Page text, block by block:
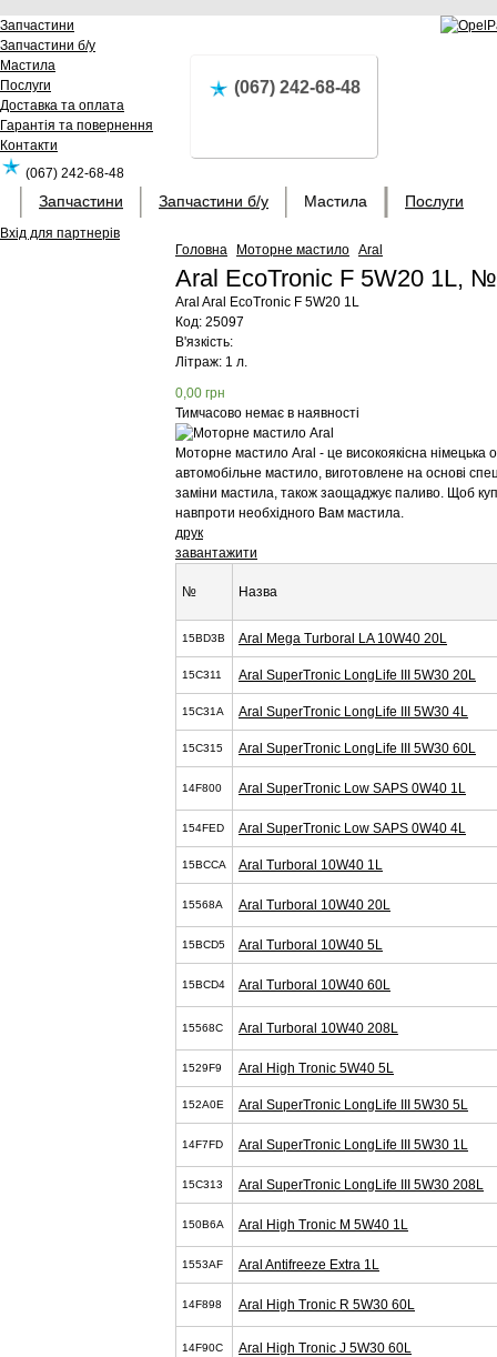
Запчастини
Запчастини б/у
Мастила
Послуги
Доставка та оплата
Гарантія та повернення
Контакти
(067) 242-68-48
Вхід для партнерів
(067) 242-68-48
Запчастини Запчастини б/у Мастила Послуги
Головна Моторне мастило Aral
Aral EcoTronic F 5W20 1L,
Aral Aral EcoTronic F 5W20 1L
Код: 25097
В'язкість:
Літраж: 1 л.
0,00 грн
Тимчасово немає в наявності
Моторне мастило Aral - це високоякісна німецька
автомобільне мастило, виготовлене на основі
заміни мастила, також заощаджує паливо. Щоб
навпроти необхідного Вам мастила.
друк
завантажити
№ Назва
15BD3B Aral Mega Turboral LA 10W40 20L
15C311 Aral SuperTronic LongLife III 5W30 20L
15C31A Aral SuperTronic LongLife III 5W30 4L
15C315 Aral SuperTronic LongLife III 5W30 60L
14F800 Aral SuperTronic Low SAPS 0W40 1L
154FED Aral SuperTronic Low SAPS 0W40 4L
15BCCA Aral Turboral 10W40 1L
15568A Aral Turboral 10W40 20L
15BCD5 Aral Turboral 10W40 5L
15BCD4 Aral Turboral 10W40 60L
15568C Aral Turboral 10W40 208L
1529F9 Aral High Tronic 5W40 5L
152A0E Aral SuperTronic LongLife III 5W30 5L
14F7FD Aral SuperTronic LongLife III 5W30 1L
15C313 Aral SuperTronic LongLife III 5W30 208L
150B6A Aral High Tronic M 5W40 1L
1553AF Aral Antifreeze Extra 1L
14F898 Aral High Tronic R 5W30 60L
14F90C Aral High Tronic J 5W30 60L